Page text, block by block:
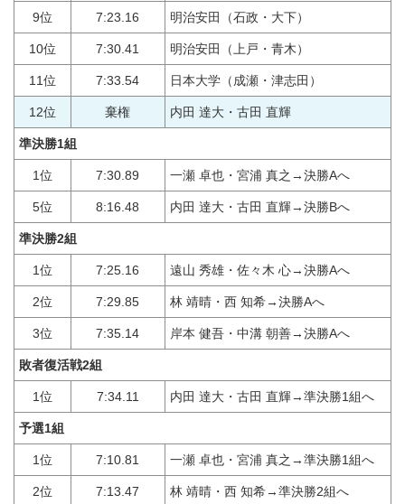
9位 7:23.16 明治安田（石政・大下）
10位 7:30.41 明治安田（上戸・青木）
11位 7:33.54 日本大学（成瀬・津志田）
12位 棄権 内田 達大・古田 直輝
準決勝1組
1位 7:30.89 一瀬 卓也・宮浦 真之→決勝Aへ
5位 8:16.48 内田 達大・古田 直輝→決勝Bへ
準決勝2組
1位 7:25.16 遠山 秀雄・佐々木 心→決勝Aへ
2位 7:29.85 林 靖晴・西 知希→決勝Aへ
3位 7:35.14 岸本 健吾・中溝 朝善→決勝Aへ
敗者復活戦2組
1位 7:34.11 内田 達大・古田 直輝→準決勝1組へ
予選1組
1位 7:10.81 一瀬 卓也・宮浦 真之→準決勝1組へ
2位 7:13.47 林 靖晴・西 知希→準決勝2組へ